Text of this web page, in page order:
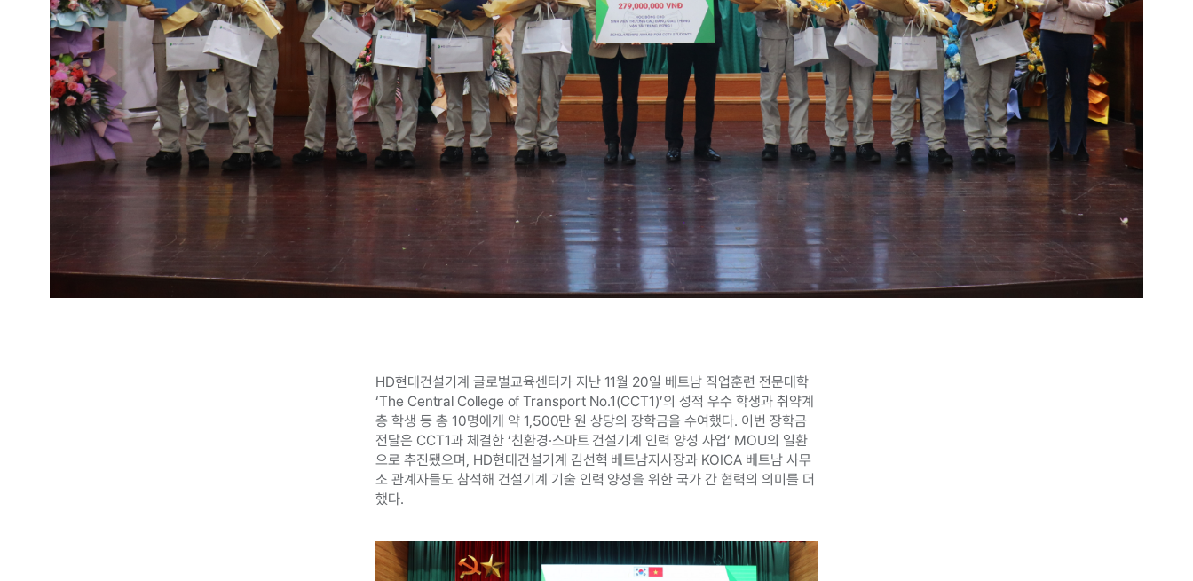
HD현대건설기계 글로벌교육센터가 지난 11월 20일 베트남 직업훈련 전문대학
‘The Central College of Transport No.1(CCT1)’의 성적 우수 학생과 취약계
층 학생 등 총 10명에게 약 1,500만 원 상당의 장학금을 수여했다. 이번 장학금
전달은 CCT1과 체결한 ‘친환경·스마트 건설기계 인력 양성 사업’ MOU의 일환
으로 추진됐으며, HD현대건설기계 김선혁 베트남지사장과 KOICA 베트남 사무
소 관계자들도 참석해 건설기계 기술 인력 양성을 위한 국가 간 협력의 의미를 더
했다.